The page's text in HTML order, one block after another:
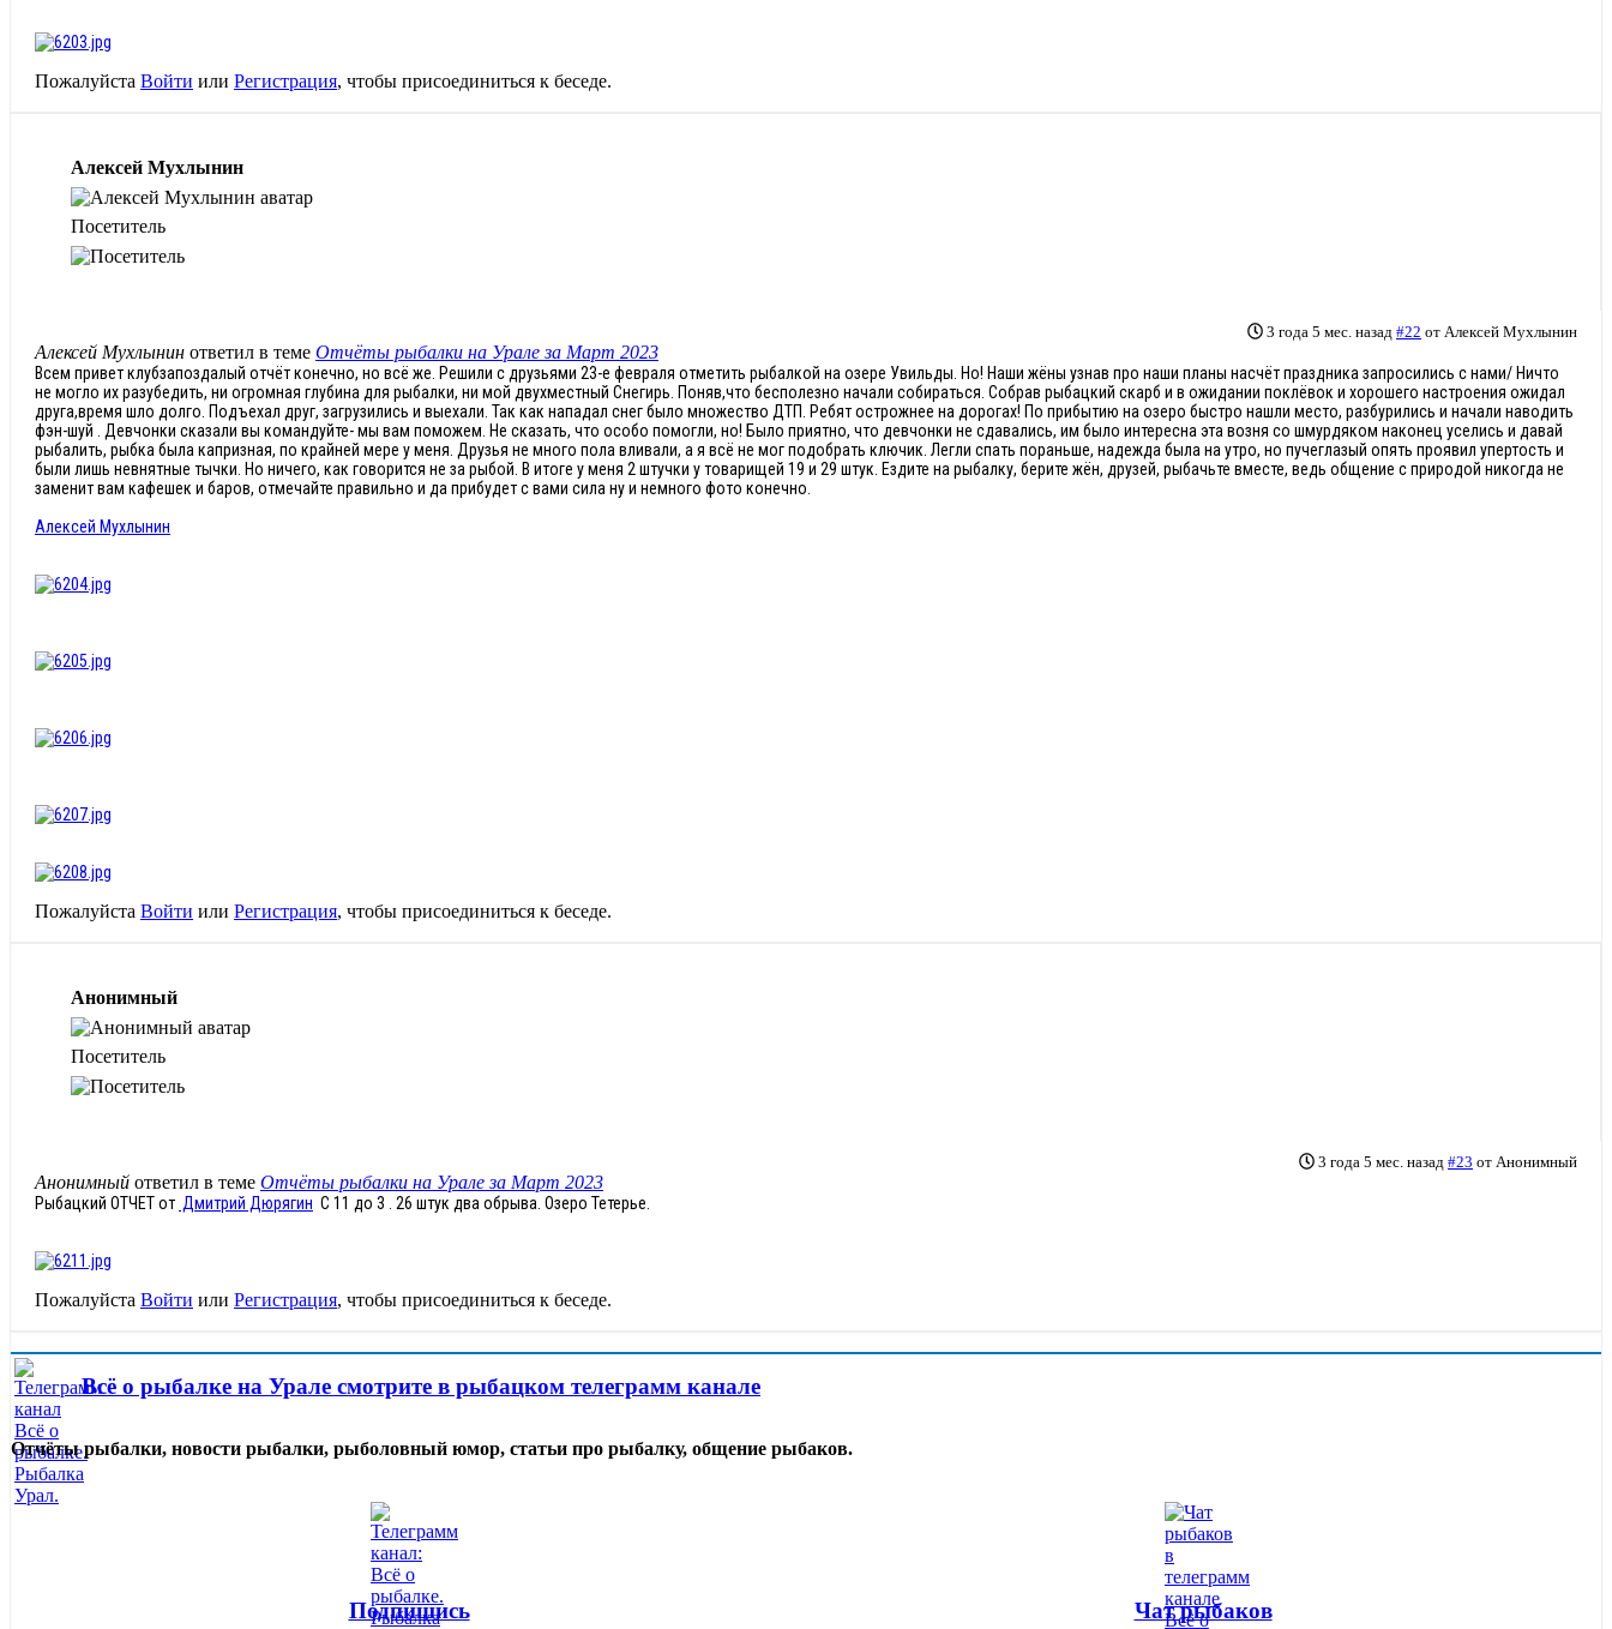
Пожалуйста Войти или Регистрация, чтобы присоединиться к беседе.
Алексей Мухлынин
Посетитель
3 года 5 мес. назад #22 от Алексей Мухлынин
Алексей Мухлынин ответил в теме Отчёты рыбалки на Урале за Март 2023
Всем привет клубзапоздалый отчёт конечно, но всё же. Решили с друзьями 23-е февраля отметить рыбалкой на озере Увильды. Но! Наши жёны узнав про наши планы насчёт праздника запросились с нами/ Ничто
не могло их разубедить, ни огромная глубина для рыбалки, ни мой двухместный Снегирь. Поняв,что бесполезно начали собираться. Собрав рыбацкий скарб и в ожидании поклёвок и хорошего настроения ожидал
друга,время шло долго. Подъехал друг, загрузились и выехали. Так как нападал снег было множество ДТП. Ребят острожнее на дорогах! По прибытию на озеро быстро нашли место, разбурились и начали наводить
фэн-шуй . Девчонки сказали вы командуйте- мы вам поможем. Не сказать, что особо помогли, но! Было приятно, что девчонки не сдавались, им было интересна эта возня со шмурдяком наконец уселись и давай
рыбалить, рыбка была капризная, по крайней мере у меня. Друзья не много пола вливали, а я всё не мог подобрать ключик. Легли спать пораньше, надежда была на утро, но пучеглазый опять проявил упертость и
были лишь невнятные тычки. Но ничего, как говорится не за рыбой. В итоге у меня 2 штучки у товарищей 19 и 29 штук. Ездите на рыбалку, берите жён, друзей, рыбачьте вместе, ведь общение с природой никогда не
заменит вам кафешек и баров, отмечайте правильно и да прибудет с вами сила ну и немного фото конечно.
Алексей Мухлынин
Пожалуйста Войти или Регистрация, чтобы присоединиться к беседе.
Анонимный
Посетитель
3 года 5 мес. назад #23 от Анонимный
Анонимный ответил в теме Отчёты рыбалки на Урале за Март 2023
Рыбацкий ОТЧЕТ от Дмитрий Дюрягин С 11 до 3 . 26 штук два обрыва. Озеро Тетерье.
Пожалуйста Войти или Регистрация, чтобы присоединиться к беседе.
Всё о рыбалке на Урале смотрите в рыбацком телеграмм канале
Отчёты рыбалки, новости рыбалки, рыболовный юмор, статьи про рыбалку, общение рыбаков.
Подпишись Чат рыбаков